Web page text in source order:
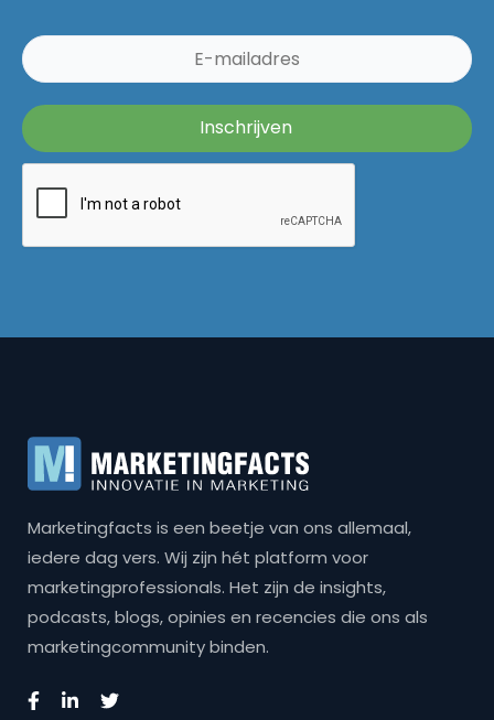
Marketingfacts is een beetje van ons allemaal,
iedere dag vers. Wij zijn hét platform voor
marketingprofessionals. Het zijn de insights,
podcasts, blogs, opinies en recencies die ons als
marketingcommunity binden.